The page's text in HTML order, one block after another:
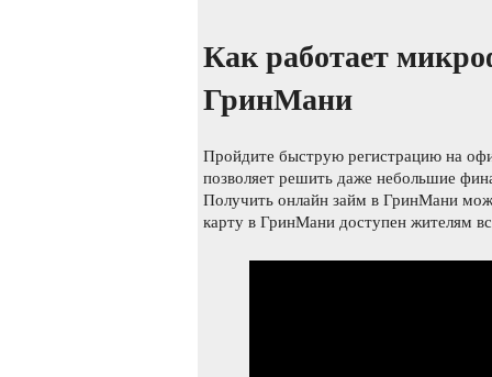
Как работает
ГринМани
Пройдите быструю регистрацию на
позволяет решить даже небольшие
Получить онлайн займ в ГринМани
карту в ГринМани доступен жителям